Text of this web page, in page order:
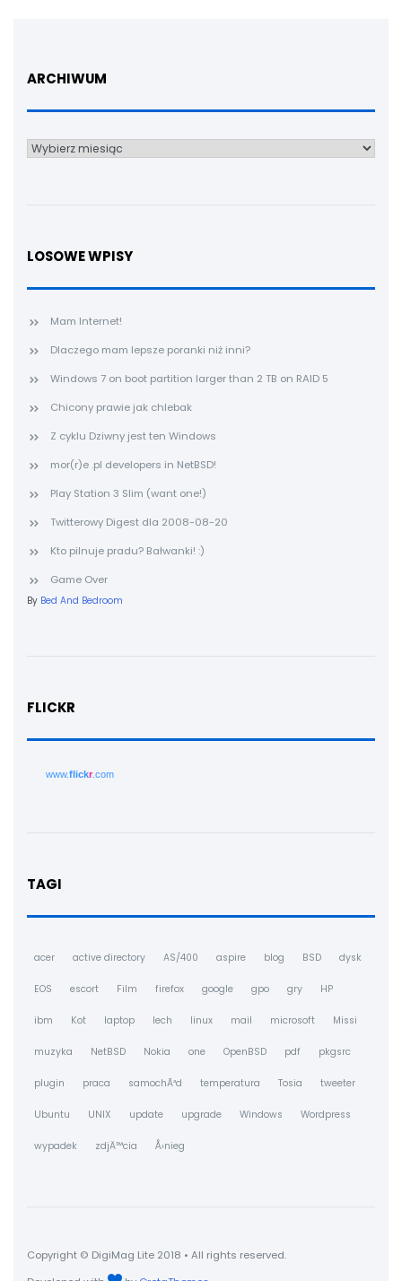
ARCHIWUM
Archiwum
LOSOWE WPISY
Mam Internet!
Dlaczego mam lepsze poranki niż inni?
Windows 7 on boot partition larger than 2 TB on RAID 5
Chicony prawie jak chlebak
Z cyklu Dziwny jest ten Windows
mor(r)e .pl developers in NetBSD!
Play Station 3 Slim (want one!)
Twitterowy Digest dla 2008-08-20
Kto pilnuje pradu? Bałwanki! :)
Game Over
By Bed And Bedroom
FLICKR
www.flickr.com
TAGI
acer active directory AS/400 aspire blog BSD dysk
EOS escort Film firefox google gpo gry HP
ibm Kot laptop lech linux mail microsoft Missi
muzyka NetBSD Nokia one OpenBSD pdf pkgsrc
plugin praca samochÃ³d temperatura Tosia tweeter
Ubuntu UNIX update upgrade Windows Wordpress
wypadek zdjÄ™cia Å›nieg
Copyright © DigiMag Lite 2018 • All rights reserved.